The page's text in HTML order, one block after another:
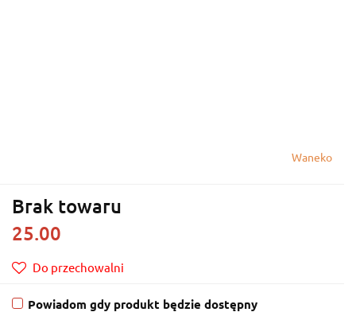
Waneko
Brak towaru
25.00
Do przechowalni
Powiadom gdy produkt będzie dostępny